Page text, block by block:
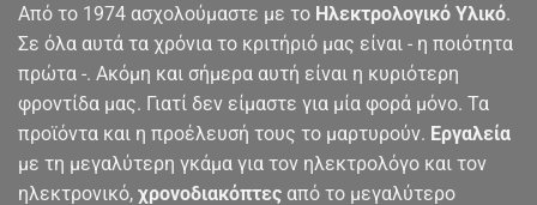
Από το 1974 ασχολούμαστε με το Ηλεκτρολογικό Υλικό.
Σε όλα αυτά τα χρόνια το κριτήριό μας είναι - η ποιότητα
πρώτα -. Ακόμη και σήμερα αυτή είναι η κυριότερη
φροντίδα μας. Γιατί δεν είμαστε για μία φορά μόνο. Τα
προϊόντα και η προέλευσή τους το μαρτυρούν. Εργαλεία
με τη μεγαλύτερη γκάμα για τον ηλεκτρολόγο και τον
ηλεκτρονικό, χρονοδιακόπτες από το μεγαλύτερο